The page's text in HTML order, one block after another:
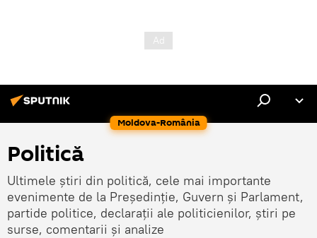
Moldova-România
Politică
Ultimele știri din politică, cele mai importante
evenimente de la Președinție, Guvern și Parlament,
partide politice, declarații ale politicienilor, știri pe
surse, comentarii și analize